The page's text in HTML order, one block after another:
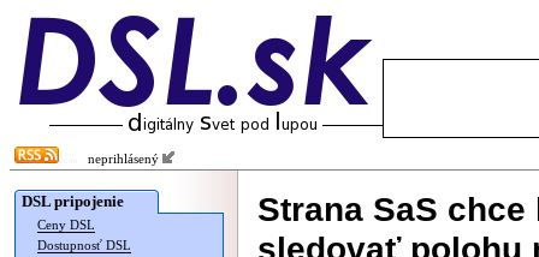
neprihlásený
DSL pripojenie
Ceny DSL
Dostupnosť DSL
Strana SaS
sledovať polohu